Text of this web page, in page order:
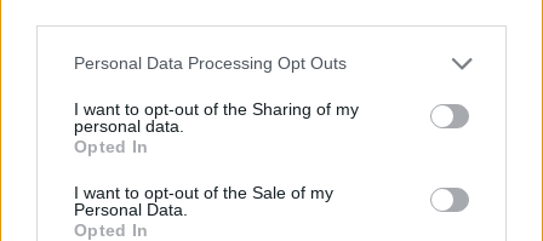
Please note that this website/app uses one or more Google
not limited to your visit or usage behaviour. You may click to
grant or deny consent to Google and its third-party tags to
use your data for below specified purposes in below Google
consent section.
Personal Data Processing Opt Outs
I want to opt-out of the Sharing of my
personal data.
Opted In
I want to opt-out of the Sale of my
Personal Data.
Opted In